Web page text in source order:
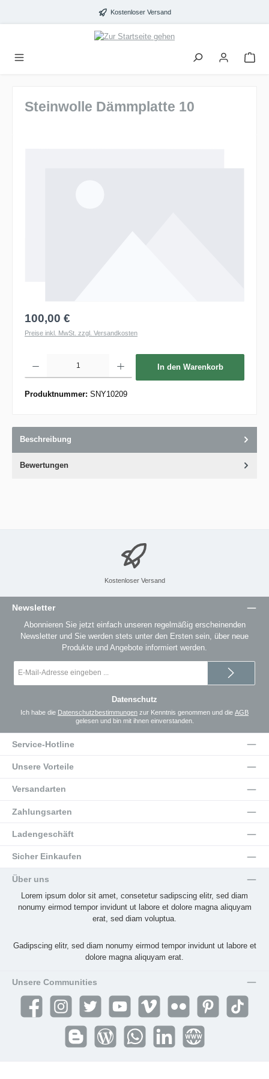
Kostenloser Versand
Steinwolle Dämmplatte 10
100,00 €
Preise inkl. MwSt. zzgl. Versandkosten
In den Warenkorb
Produktnummer: SNY10209
Beschreibung
Bewertungen
Kostenloser Versand
Newsletter
Abonnieren Sie jetzt einfach unseren regelmäßig erscheinenden
Newsletter und Sie werden stets unter den Ersten sein, über neue
Produkte und Angebote informiert werden.
Mail-
Datenschutz
Ich habe die Datenschutzbestimmungen zur Kenntnis genommen und die AGB
gelesen und bin mit ihnen einverstanden.
Service-Hotline
Unsere Vorteile
Versandarten
Zahlungsarten
Ladengeschäft
Sicher Einkaufen
Über uns
Lorem ipsum dolor sit amet, consetetur sadipscing elitr, sed diam
nonumy eirmod tempor invidunt ut labore et dolore magna aliquyam
erat, sed diam voluptua.
Gadipscing elitr, sed diam nonumy eirmod tempor invidunt ut labore et
dolore magna aliquyam erat.
Unsere Communities
Facebook Instagram Twitter YouTube Vimeo Flickr Pinterest TikTok
Blogger Blog WhatsApp Website